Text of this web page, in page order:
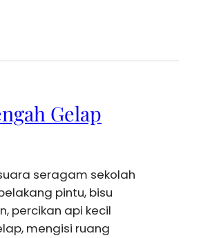
Gelap
seragam sekolah
pintu, bisu
percikan api kecil
mengisi ruang